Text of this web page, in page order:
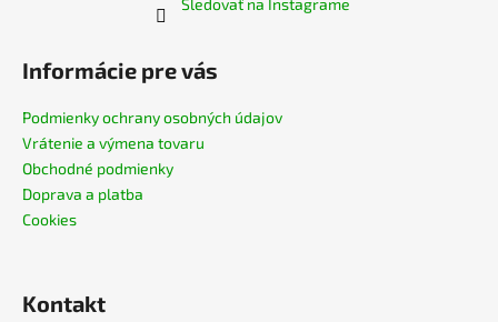
Informácie pre vás
Podmienky ochrany osobných údajov
Vrátenie a výmena tovaru
Obchodné podmienky
Doprava a platba
Cookies
Kontakt